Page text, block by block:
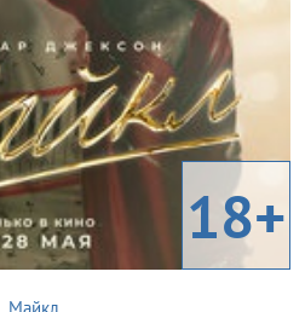
18+